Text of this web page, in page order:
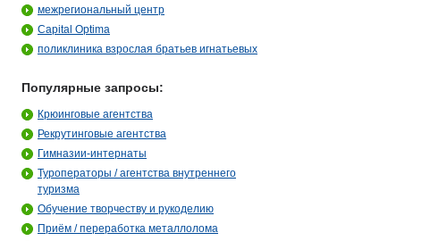
межрегиональный центр
Capital Optima
поликлиника взрослая братьев игнатьевых
Популярные запросы:
Крюинговые агентства
Рекрутинговые агентства
Гимназии-интернаты
Туроператоры / агентства внутреннего
туризма
Обучение творчеству и рукоделию
Приём / переработка металлолома